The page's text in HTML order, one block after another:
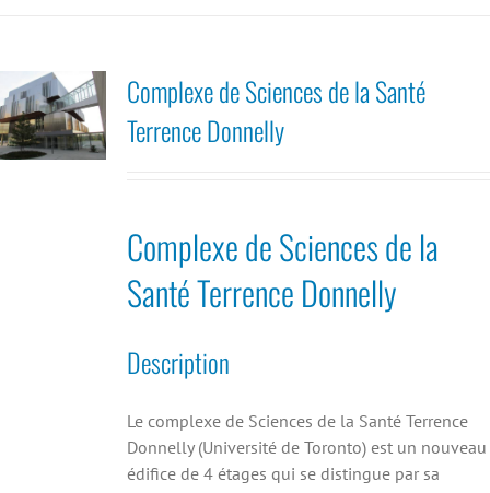
Complexe de Sciences de la Santé
Terrence Donnelly
Complexe de Sciences de la
Santé Terrence Donnelly
Description
Le complexe de Sciences de la Santé Terrence
Donnelly (Université de Toronto) est un nouveau
édifice de 4 étages qui se distingue par sa